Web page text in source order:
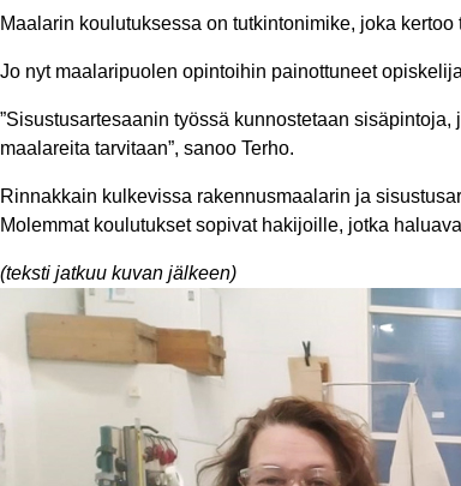
Maalarin koulutuksessa on tutkintonimike, joka
Jo nyt maalaripuolen opintoihin painottuneet
”Sisustusartesaanin työssä kunnostetaan
maalareita tarvitaan”, sanoo Terho.
Rinnakkain kulkevissa rakennusmaalarin ja
Molemmat koulutukset sopivat hakijoille, jotka
(teksti jatkuu kuvan jälkeen)